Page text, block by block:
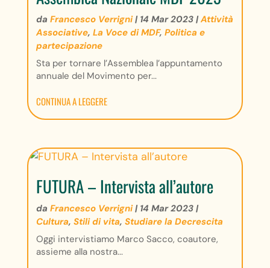
da Francesco Verrigni| 14 Mar 2023|Attività
Associative, La Voce di MDF, Politica e
partecipazione
Sta per tornare l’Assemblea l’appuntamento
annuale del Movimento per...
CONTINUA A LEGGERE
FUTURA – Intervista all’autore
da Francesco Verrigni| 14 Mar 2023|
Cultura, Stili di vita, Studiare la Decrescita
Oggi intervistiamo Marco Sacco, coautore,
assieme alla nostra...